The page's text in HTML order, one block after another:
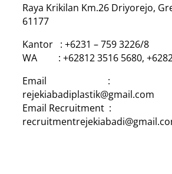
Raya Krikilan Km.26 Driyorejo,
61177
Kantor : +6231 – 759 3226/8
WA : +62812 3516 5680,
Email :
rejekiabadiplastik@gmail.com
Email Recruitment :